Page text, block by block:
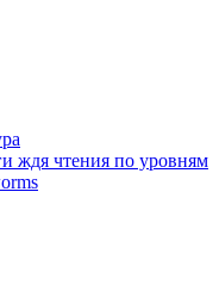
ждя чтения по уровням